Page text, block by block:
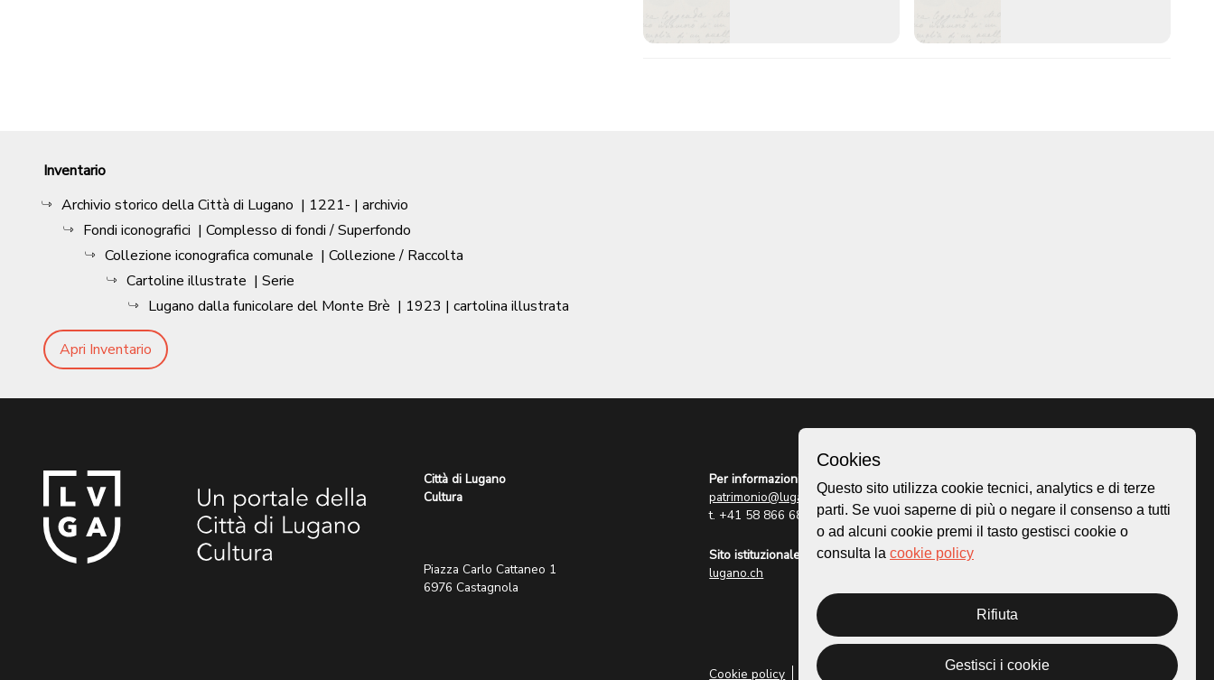
Inventario
Archivio storico della Città di Lugano | 1221- | archivio
Fondi iconografici | Complesso di fondi / Superfondo
Collezione iconografica comunale | Collezione / Raccolta
Cartoline illustrate | Serie
Lugano dalla funicolare del Monte Brè | 1923 | cartolina illustrata
Apri Inventario
Città di Lugano
Cultura
Piazza Carlo Cattaneo 1
6976 Castagnola
Per informazioni:
patrimonio@lugano.ch
t. +41 58 866 68 50
Sito istituzionale:
lugano.ch
Cookie policy Privacy Policy
Homepage
Mappa
Storie
Cookies
Questo sito utilizza cookie tecnici, analytics e di terze
parti. Se vuoi saperne di più o negare il consenso a tutti
o ad alcuni cookie premi il tasto gestisci cookie o
consulta la cookie policy
Rifiuta
Gestisci i cookie